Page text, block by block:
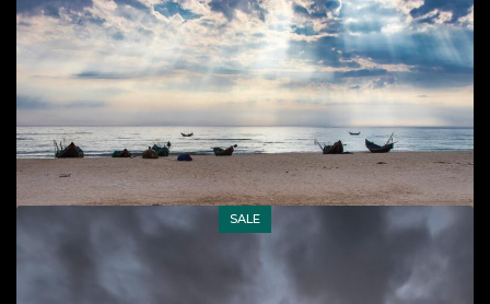
sống biển
65 $
Add to cart
Chèo SUP trên sông Chày
SALE